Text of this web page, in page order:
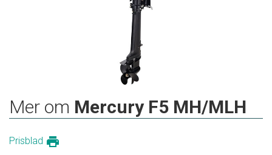
Mer om Mercury F5 MH/MLH
Prisblad print